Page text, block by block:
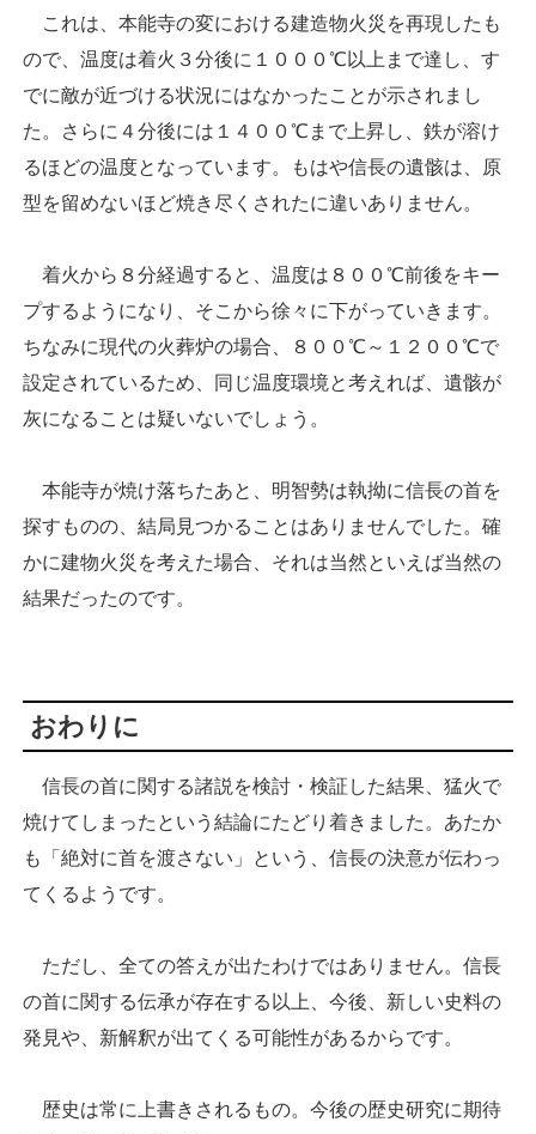
これは、本能寺の変における建造物火災を再現したも
ので、温度は着火３分後に１０００℃以上まで達し、す
でに敵が近づける状況にはなかったことが示されまし
た。さらに４分後には１４００℃まで上昇し、鉄が溶け
るほどの温度となっています。もはや信長の遺骸は、原
型を留めないほど焼き尽くされたに違いありません。
着火から８分経過すると、温度は８００℃前後をキー
プするようになり、そこから徐々に下がっていきます。
ちなみに現代の火葬炉の場合、８００℃～１２００℃で
設定されているため、同じ温度環境と考えれば、遺骸が
灰になることは疑いないでしょう。
本能寺が焼け落ちたあと、明智勢は執拗に信長の首を
探すものの、結局見つかることはありませんでした。確
かに建物火災を考えた場合、それは当然といえば当然の
結果だったのです。
おわりに
信長の首に関する諸説を検討・検証した結果、猛火で
焼けてしまったという結論にたどり着きました。あたか
も「絶対に首を渡さない」という、信長の決意が伝わっ
てくるようです。
ただし、全ての答えが出たわけではありません。信長
の首に関する伝承が存在する以上、今後、新しい史料の
発見や、新解釈が出てくる可能性があるからです。
歴史は常に上書きされるもの。今後の歴史研究に期待